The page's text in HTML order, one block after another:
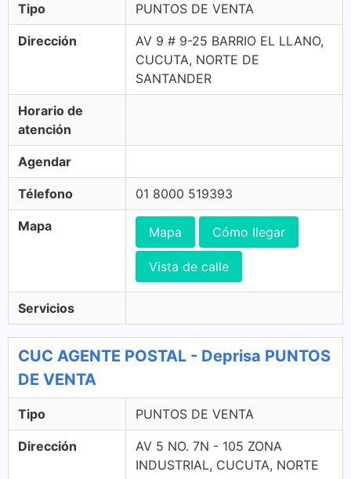
Tipo PUNTOS DE VENTA
Dirección
AV 9 # 9-25 BARRIO EL LLANO,
CUCUTA, NORTE DE
SANTANDER
Horario de
atención
Agendar
Télefono 01 8000 519393
Mapa Mapa Cómo llegar
Vista de calle
Servicios
CUC AGENTE POSTAL - Deprisa PUNTOS
DE VENTA
Tipo PUNTOS DE VENTA
Dirección
AV 5 NO. 7N - 105 ZONA
INDUSTRIAL, CUCUTA, NORTE